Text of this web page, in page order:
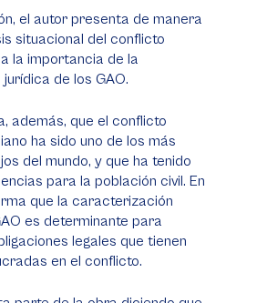
el autor presenta de manera
situacional del conflicto
la importancia de la
de los GAO.
además, que el conflicto
ha sido uno de los más
del mundo, y que ha tenido
para la población civil. En
que la caracterización
es determinante para
legales que tienen
en el conflicto.